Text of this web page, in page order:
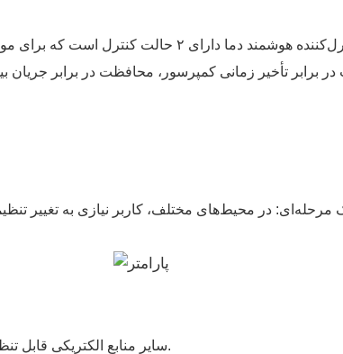
دما دارای ۲ حالت کنترل است که برای موارد مختلف قابل استفاده هستند؛ با تنظیمات و عملکردهای نمایشی متنوع؛
برابر تأخیر زمانی کمپرسور، محافظت در برابر
۱. سایر منابع الکتریکی قابل تنظیم هستند؛ گرمایش و عملکردهای دقیق کنترل دمای بالاتر اختیاری هستند.